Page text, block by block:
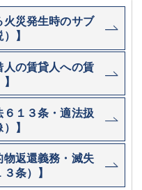
火災発生時のサブ
】
人の賃貸人への賃
６１３条・適法扱
】
物返還義務・滅失
条）】